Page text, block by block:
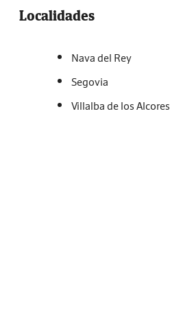
Localidades
Nava del Rey
Segovia
Villalba de los Alcores